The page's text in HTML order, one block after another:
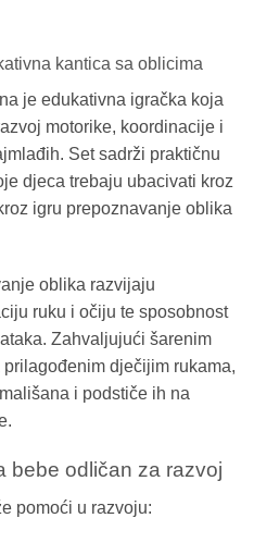
kantica sa oblicima
je edukativna igračka koja
motorike, koordinacije i
Set sadrži praktičnu
djeca trebaju ubacivati kroz
igru prepoznavanje oblika
oblika razvijaju
ruku i očiju te sposobnost
Zahvaljujući šarenim
dječijim rukama,
i podstiče ih na
bebe odličan za razvoj
pomoći u razvoju: